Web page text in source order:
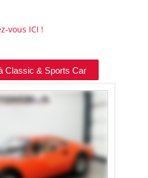
vous ICI !
Classic & Sports Car